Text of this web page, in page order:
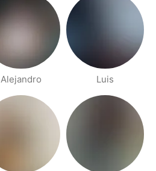
Alejandro Luis